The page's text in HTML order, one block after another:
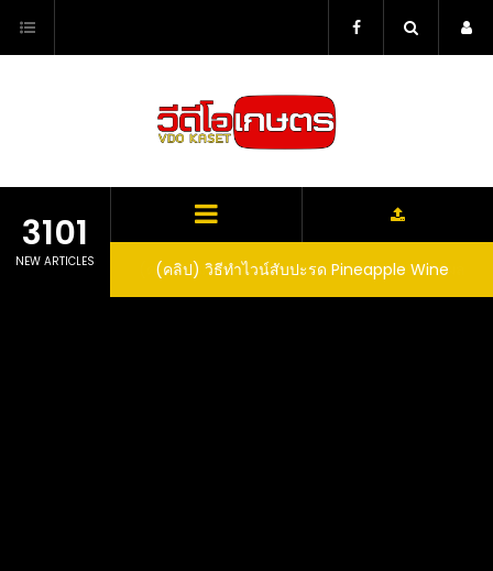
content
3101
NEW ARTICLES
ปในถัง จะได้ผล
expect that
(คลิป) วิธีทำไวน์สับปะรด Pineapple Wine